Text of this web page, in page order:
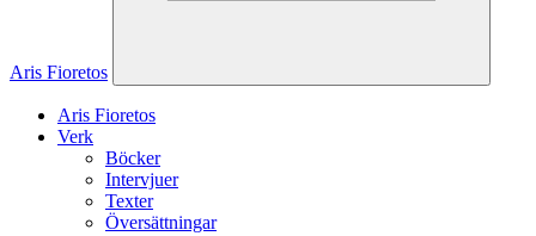
Aris Fioretos
Aris Fioretos
Verk
Böcker
Intervjuer
Texter
Översättningar